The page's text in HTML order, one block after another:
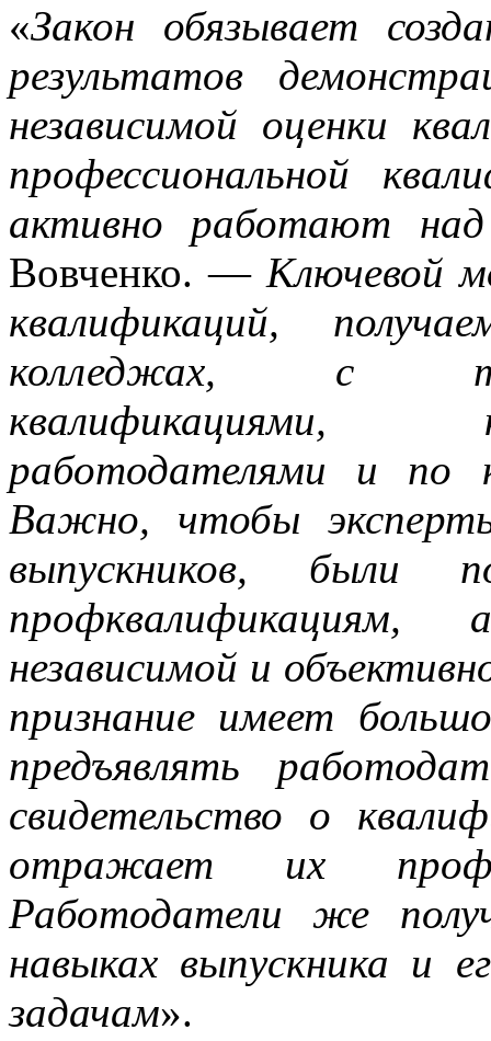
«Закон обязывает
результатов
независимой оценки
профессиональной
активно работают
Вовченко. — Ключевой
квалификаций,
колледжах, с
квалификациями,
работодателями и по
Важно, чтобы
выпускников, были
независимой и
признание имеет
предъявлять
свидетельство о
отражает их
Работодатели же
навыках выпускника и
задачам».